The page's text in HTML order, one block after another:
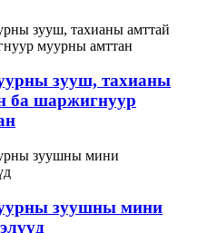
зууш, тахианы
ба шаржигнуур
зуушны мини